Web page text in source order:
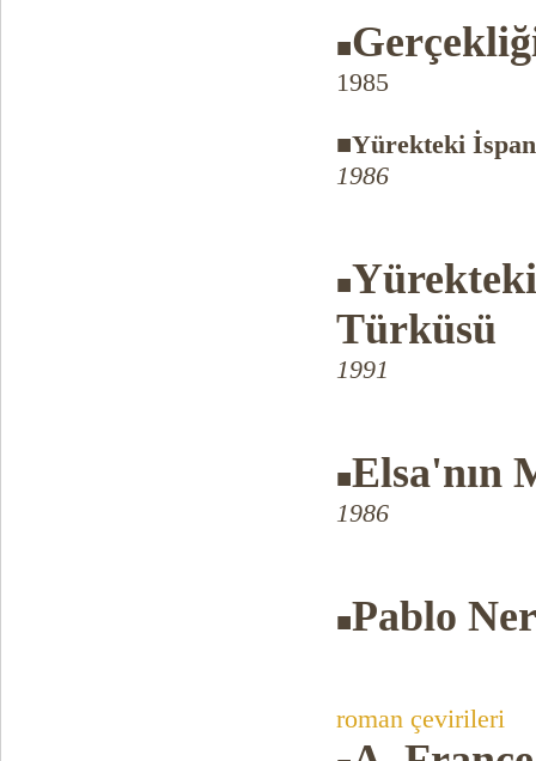
■
1985
■Yürekteki
1986
■
Türküsü
1991
■Elsa'nın
1986
■Pablo
roman çevirileri